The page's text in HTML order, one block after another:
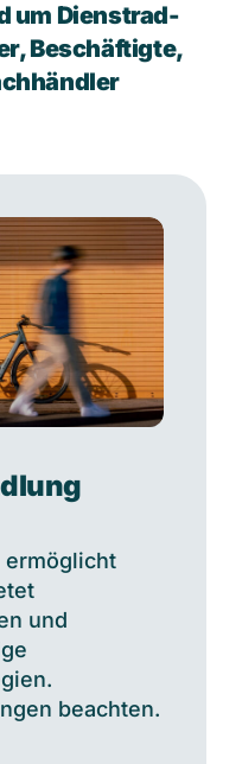
um Dienstrad-
Beschäftigte,
ermöglicht
und
beachten.